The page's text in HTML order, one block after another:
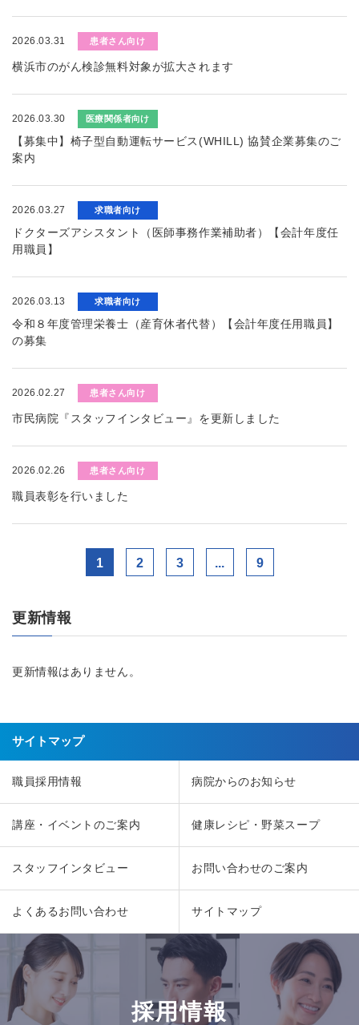
2026.03.31 患者さん向け
横浜市のがん検診無料対象が拡大されます
2026.03.30 医療関係者向け
【募集中】椅子型自動運転サービス(WHILL) 協賛企業募集のご
案内
2026.03.27 求職者向け
ドクターズアシスタント（医師事務作業補助者）【会計年度任
用職員】
2026.03.13 求職者向け
令和８年度管理栄養士（産育休者代替）【会計年度任用職員】
の募集
2026.02.27 患者さん向け
市民病院『スタッフインタビュー』を更新しました
2026.02.26 患者さん向け
職員表彰を行いました
1 2 3 ... 9
更新情報
更新情報はありません。
サイトマップ
職員採用情報 病院からのお知らせ
講座・イベントのご案内 健康レシピ・野菜スープ
スタッフインタビュー お問い合わせのご案内
よくあるお問い合わせ サイトマップ
採用情報